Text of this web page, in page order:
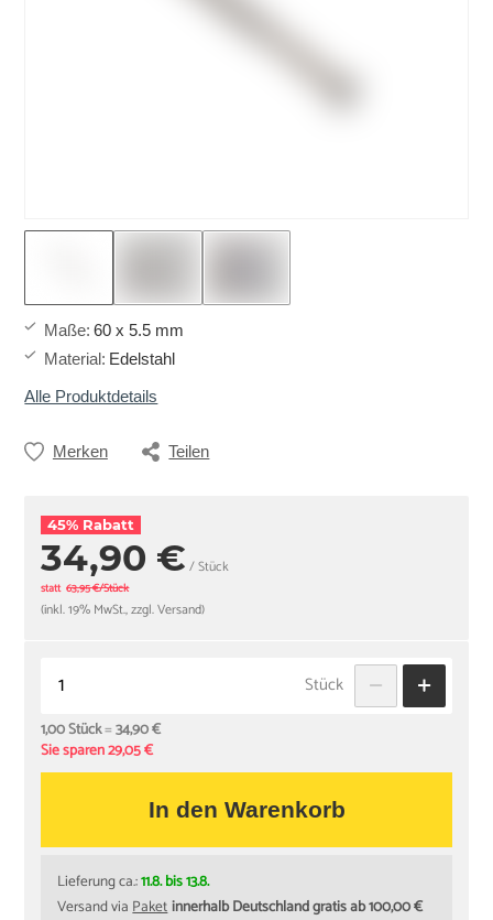
Maße: 60 x 5.5 mm
Material: Edelstahl
Alle Produktdetails
Merken Teilen
45% Rabatt
34,90 € / Stück
statt 63,95 €/Stück
(inkl. 19% MwSt., zzgl. Versand)
Stück
1,00 Stück=34,90 €
Sie sparen 29,05 €
In den Warenkorb
Lieferung ca.:11.8. bis 13.8.
Versand viaPaketinnerhalb Deutschland gratis ab 100,00 €